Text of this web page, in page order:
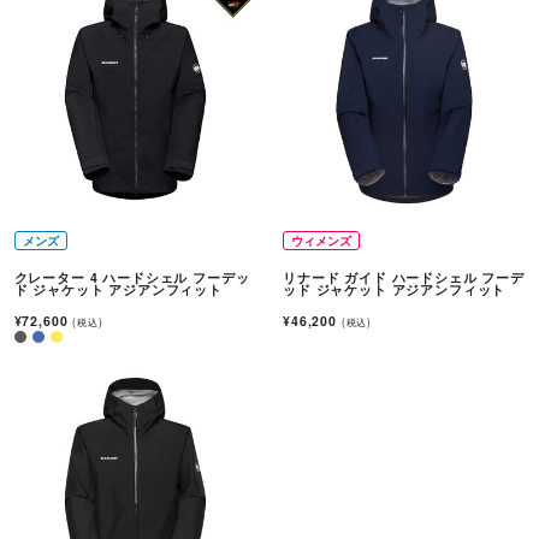
メンズ
クレーター 4 ハードシェル フーデッ
ド ジャケット アジアンフィット
¥72,600(税込)
ウィメンズ
リナード ガイド ハードシェル フーデ
ッド ジャケット アジアンフィット
¥46,200 (税込)